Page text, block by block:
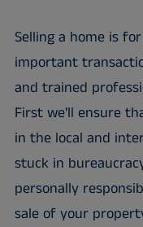
Selling a home is
important
and trained
First we'll ensure
in the local and
stuck in
personally
sale of your